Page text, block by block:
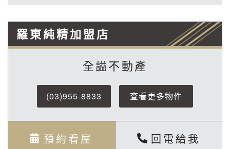
羅東純精加盟店
全謚不動產
(03)955-8833 查看更多物件
預約看屋 回電給我